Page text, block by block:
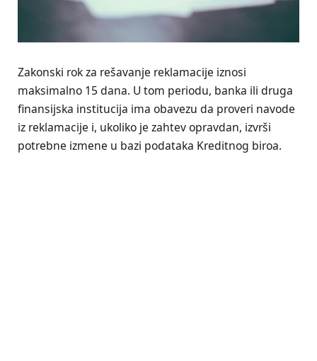
Zakonski rok za rešavanje reklamacije iznosi
maksimalno 15 dana. U tom periodu, banka ili druga
finansijska institucija ima obavezu da proveri navode
iz reklamacije i, ukoliko je zahtev opravdan, izvrši
potrebne izmene u bazi podataka Kreditnog biroa.